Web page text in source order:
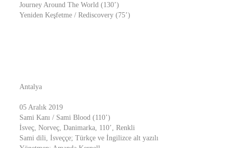
Journey Around The World (130’)
Yeniden Keşfetme / Rediscovery (75’)
Antalya
05 Aralık 2019
Sami Kanı / Sami Blood (110’)
İsveç, Norveç, Danimarka, 110’, Renkli
Sami dili, İsveççe; Türkçe ve İngilizce alt yazılı